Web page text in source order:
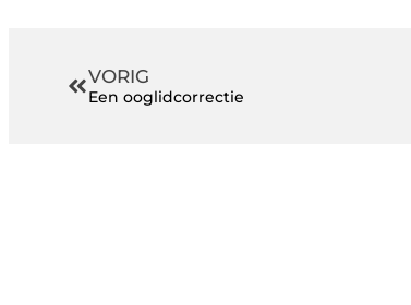
VORIG
Een ooglidcorrectie